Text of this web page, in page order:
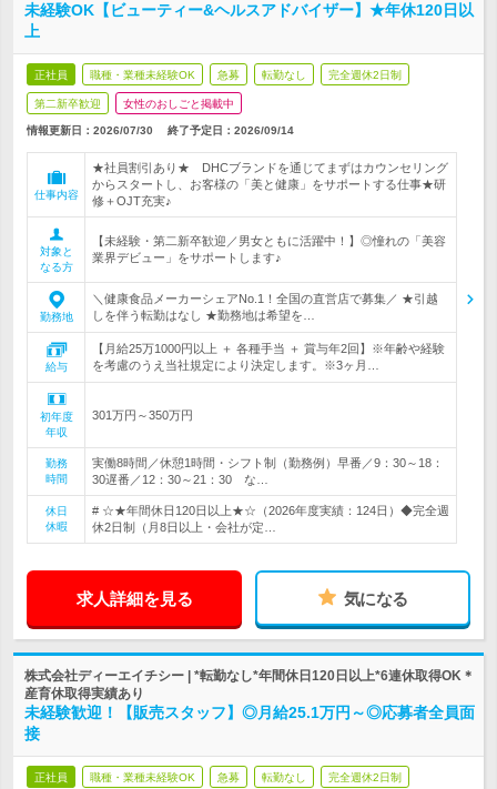
未経験OK【ビューティー&ヘルスアドバイザー】★年休120日以
上
正社員 職種・業種未経験OK 急募 転勤なし 完全週休2日制
第二新卒歓迎 女性のおしごと掲載中
情報更新日：2026/07/30 終了予定日： 2026/09/14
仕事内容
★社員割引あり★ DHCブランドを通じてまずはカウンセリング
からスタートし、お客様の「美と健康」をサポートする仕事★研
修＋OJT充実♪
対象と
なる方
【未経験・第二新卒歓迎／男女ともに活躍中！】◎憧れの「美容
業界デビュー」をサポートします♪
勤務地
＼健康食品メーカーシェアNo.1！全国の直営店で募集／ ★引越
しを伴う転勤はなし ★勤務地は希望を…
給与
【月給25万1000円以上 ＋ 各種手当 ＋ 賞与年2回】※年齢や経験
を考慮のうえ当社規定により決定します。※3ヶ月…
初年度
年収
301万円～350万円
勤務
時間
実働8時間／休憩1時間・シフト制（勤務例）早番／9：30～18：
30遅番／12：30～21：30 な…
休日
休暇
# ☆★年間休日120日以上★☆（2026年度実績：124日）◆完全週
休2日制（月8日以上・会社が定…
求人詳細を見る 気になる
株式会社ディーエイチシー | *転勤なし*年間休日120日以上*6連休取得OK＊
産育休取得実績あり
未経験歓迎！【販売スタッフ】◎月給25.1万円～◎応募者全員面
接
正社員 職種・業種未経験OK 急募 転勤なし 完全週休2日制